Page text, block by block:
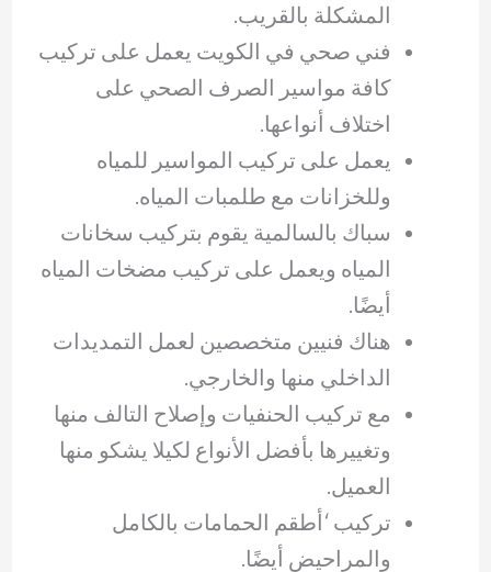
المشكلة بالقريب.
فني صحي في الكويت يعمل على تركيب
كافة مواسير الصرف الصحي على
اختلاف أنواعها.
يعمل على تركيب المواسير للمياه
وللخزانات مع طلمبات المياه.
سباك بالسالمية يقوم بتركيب سخانات
المياه ويعمل على تركيب مضخات المياه
أيضًا.
هناك فنيين متخصصين لعمل التمديدات
الداخلي منها والخارجي.
مع تركيب الحنفيات وإصلاح التالف منها
وتغييرها بأفضل الأنواع لكيلا يشكو منها
العميل.
تركيب ‘أطقم الحمامات بالكامل
والمراحيض أيضًا.